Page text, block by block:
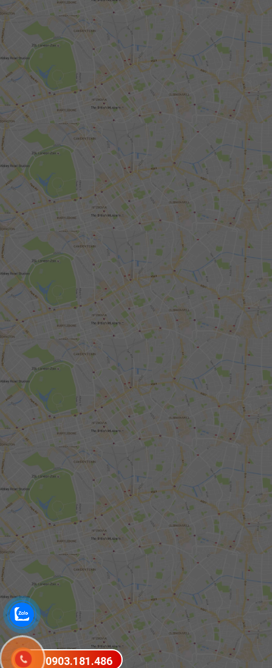
0903.181.486